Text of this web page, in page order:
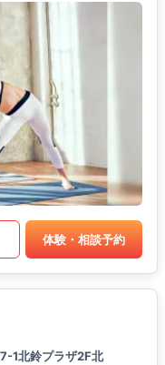
体験・相談予約
1北鈴プラザ2F北